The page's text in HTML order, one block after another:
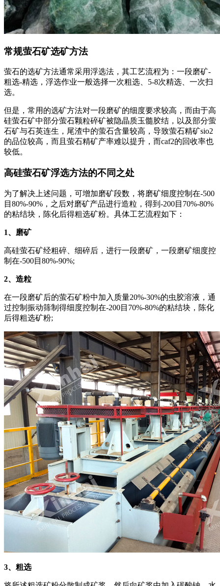
常规萤石矿选矿方法
萤石的选矿方法通常采用浮选法，其工艺流程为：一段磨矿-
粗选-精选，浮选作业一般选择一次粗选、5-8次精选、一次扫
选。
但是，常用的选矿方法对一段磨矿的细度要求较高，而由于高
硅萤石矿中部分萤石颗粒碎矿被隐晶质玉髓胶结，以及部分萤
石矿与石英连生，尾渣中的萤石含量较高，导致萤石精矿sio2
的品位较高，而且萤石精矿产率难以提升，而caf2的回收率也
较低。
高硅萤石矿浮选方法的不同之处
为了解决上述问题，可增加磨矿段数，将磨矿细度控制在-500
目80%-90%，之后对磨矿产品进行造粒，得到-200目70%-80%
的粘结块，陈化后得粗选矿粉。具体工艺流程如下：
1、磨矿
高硅萤石矿经粗碎、细碎后，进行一段磨矿，一段磨矿细度控
制在-500目80%-90%;
2、造粒
在一段磨矿后的萤石矿粉中加入质量20%-30%的虫胶溶液，通
过控制振动筛制得细度控制在-200目70%-80%的粘结块，陈化
后得粗选矿粉;
3、粗选